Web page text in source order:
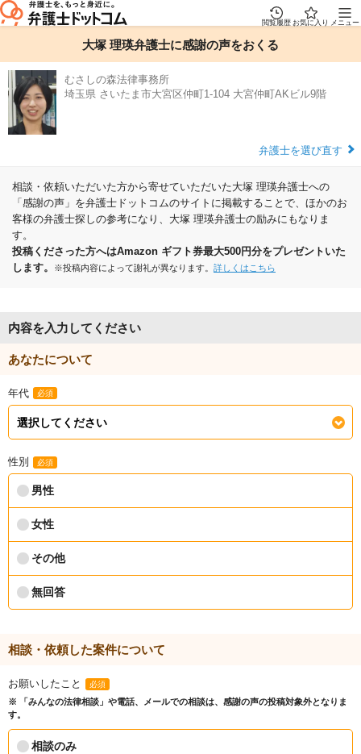
閲覧履歴 お気に入り メニュー
大塚 理瑛弁護士に感謝の声をおくる
むさしの森法律事務所
埼玉県 さいたま市大宮区仲町1-104 大宮仲町AKビル9階
弁護士を選び直す
相談・依頼いただいた方から寄せていただいた大塚 理瑛弁護士への
「感謝の声」を弁護士ドットコムのサイトに掲載することで、ほかのお
客様の弁護士探しの参考になり、大塚 理瑛弁護士の励みにもなりま
す。
投稿くださった方へはAmazon ギフト券最大500円分をプレゼントいた
します。
※投稿内容によって謝礼が異なります。 詳しくはこちら
内容を入力してください
あなたについて
年代 必須
性別 必須
男性
女性
その他
無回答
相談・依頼した案件について
お願いしたこと 必須
※ 「みんなの法律相談」や電話、メールでの相談は、感謝の声の投稿対象外となりま
す。
相談のみ